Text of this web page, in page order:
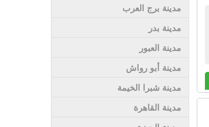
مدينة برج العرب
مدينة بدر
مدينة العبور
مدينة أبو رواش
مدينة شبرا الخيمة
مدينة القاهرة